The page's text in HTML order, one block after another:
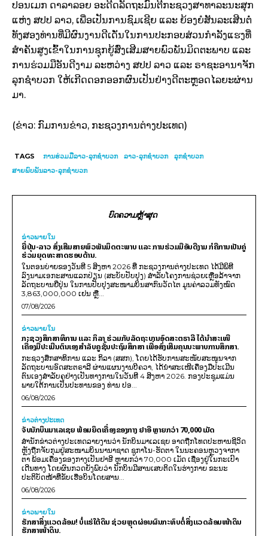
ປອນເມກ ດາລາລອຍ ອະດີດລັດຖະມົນຕີກະຊວງສາທາລະນະສຸກ
ແຫ່ງ ສປປ ລາວ, ເພື່ອເປັນການຊົມເຊີຍ ແລະ ຍ້ອງຍໍສັນລະເສີນຕໍ່
ທັງສອງທ່ານທີ່ມີຜົນງານດີເດັ່ນໃນການປະກອບສ່ວນກຳລັງແຮງທີ່
ສໍາຄັນສູງເຂົ້າໃນການຊຸກຍູ້ສົ່ງເສີມສາຍພົວພັນມິດຕະພາບ ແລະ
ການຮ່ວມມືອັນດີງາມ ລະຫວ່າງ ສປປ ລາວ ແລະ ຣາຊະອານາຈັກ
ລຸກຊຳບວກ ໃຫ້ເກີດດອກອອກຜົນເປັນຢ່າງດີຕະຫຼອດໄລຍະຜ່ານ
ມາ.
(ຂ່າວ: ກົມການຂ່າວ, ກະຊວງການຕ່າງປະເທດ)
TAGS ການຮ່ວມມືລາວ-ລຸກຊໍາບວກ ລາວ-ລຸກຊໍາບວກ
ລຸກຊໍາບວກ
ສາຍພົບພັນລາວ-ລຸກຊໍາບວກ
ບົດຄວາມຫຼ້າສຸດ
ຂ່າວພາຍ​ໃນ
ຍີ່ປຸ່ນ-ລາວ ສົ່ງເສີມສາຍພົວພັນມິດຕະພາບ ແລະ ການຮ່ວມມືອັນດີງາມ ກໍຄືການເປັນຄູ່
ຮ່ວມຍຸດທະສາດຮອບດ້ານ.
ໃນຕອນບ່າຍຂອງວັນທີ 5 ສິງຫາ 2026 ທີ່ ກະຊວງການຕ່າງປະເທດ ໄດ້ມີພິທີ
ລົງນາມເອກະສານແລກປ່ຽນ (ສະບັບປັບປຸງ) ສໍາລັບໂຄງການຊ່ວຍເຫຼືອລ້າຈາກ
ລັດຖະບານຍີ່ປຸ່ນ ໃນການປັບປຸງສະໜາມບິນສາກົນວັດໄຕ ມູນຄ່າລວມທັງໝົດ
3,863,000,000 ເຢນ ຫຼື...
07/08/2026
ຂ່າວພາຍ​ໃນ
ກະຊວງສຶກສາທິການ ແລະ ກິລາ ຮ່ວມກັບລັດຖະບານອົດສະຕຣາລີ ໄດ້ນຳສະເໜີ
ເຄື່ອງມືປະເມີນຕົນເອງສຳລັບຄູຊັ້ນປະຖົມສຶກສາ ເພື່ອສົ່ງເສີມຄຸນນະພາບການສຶກສາ.
ກະຊວງສຶກສາທິການ ແລະ ກິລາ (ສສກ), ໂດຍໄດ້ຮັບການສະໜັບສະໜູນຈາກ
ລັດຖະບານອົດສະຕຣາລີ ຜ່ານແຜນງານບີຄວາ, ໄດ້ນຳສະເໜີເຄື່ອງມືປະເມີນ
ຕົນເອງສຳລັບຄູຢ່າງເປັນທາງການໃນວັນທີ 4 ສິງຫາ 2026. ກອງປະຊຸມແມ່ນ
ພາຍໃຕ້ການເປັນປະທານຂອງ ທ່ານ ປອ...
06/08/2026
ຂ່າວຕ່າງປະເທດ
ຈັບນັກບິນມາເລເຊຍ ພ້ອມຍຶດເຄື່ອງຂອງກາງ ຢາອີ ຫຼາຍກວ່າ 70,000 ເມັດ
ສຳນັກຂ່າວຕ່າງປະເທດລາຍງານວ່າ ນັກບິນມາເລເຊຍ ອາດຖືກໂທດປະຫານຊີວິດ
ຫຼັງຖືກຈັບກຸມຢູ່ສະໜາມບິນນານາຊາດ ຊູກາໂນ-ຮັດຕາ ໃນນະຄອນຫຼວງຈາກາ
ຕາ ພ້ອມເຄື່ອງຂອງກາງເປັນຢາອີ ຫຼາຍກວ່າ 70,000 ເມັດ ເຊື່ອງຢູ່ໃນກະເປົາ
ເດີນທາງ ໂດຍຜົນກວດຍັງພົບວ່າ ນັກບິນມີສານເສບຕິດໃນຮ່າງກາຍ ຂະນະ
ປະຕິບັດໜ້າທີ່ຂັບເຮືອບິນໂດຍສານ...
06/08/2026
ຂ່າວພາຍ​ໃນ
ຮັກສາສິ່ງແວດລ້ອມ! ບໍ່ແຮ່ໃຕ້ດິນ ຊ່ວຍຫຼຸດຜ່ອນຜົນກະທົບຕໍ່ສິ່ງແວດລ້ອມໜ້າດິນ
ຮັກສາໜ້າດິນ.